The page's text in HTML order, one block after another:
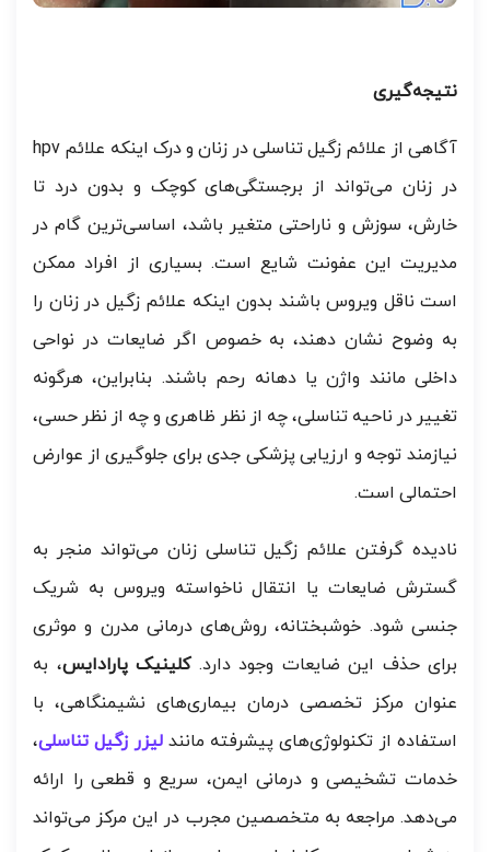
نتیجه‌گیری
آگاهی از علائم زگیل تناسلی در زنان و درک اینکه علائم hpv
در زنان می‌تواند از برجستگی‌های کوچک و بدون درد تا
خارش، سوزش و ناراحتی متغیر باشد، اساسی‌ترین گام در
مدیریت این عفونت شایع است. بسیاری از افراد ممکن
است ناقل ویروس باشند بدون اینکه علائم زگیل در زنان را
به وضوح نشان دهند، به خصوص اگر ضایعات در نواحی
داخلی مانند واژن یا دهانه رحم باشند. بنابراین، هرگونه
تغییر در ناحیه تناسلی، چه از نظر ظاهری و چه از نظر حسی،
نیازمند توجه و ارزیابی پزشکی جدی برای جلوگیری از عوارض
احتمالی است.
نادیده گرفتن علائم زگیل تناسلی زنان می‌تواند منجر به
گسترش ضایعات یا انتقال ناخواسته ویروس به شریک
جنسی شود. خوشبختانه، روش‌های درمانی مدرن و موثری
برای حذف این ضایعات وجود دارد.کلینیک پارادایس، به
عنوان مرکز تخصصی درمان بیماری‌های نشیمنگاهی، با
استفاده از تکنولوژی‌های پیشرفته مانندلیزر زگیل تناسلی،
خدمات تشخیصی و درمانی ایمن، سریع و قطعی را ارائه
می‌دهد. مراجعه به متخصصین مجرب در این مرکز می‌تواند